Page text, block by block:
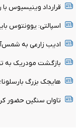
قرارداد وینیسیوس با رئال
اسپالتی: یوونتوس
ادیب زارعی به
بازگشت مودریک به
هایجک بزرگ بارسلونا؛
تاوان سنگین حضور